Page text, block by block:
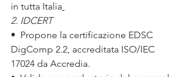
in tutta Italia
2. IDCERT
•  Propone la certificazione EDSC
DigComp 2.2, accreditata ISO/IEC
17024 da Accredia.